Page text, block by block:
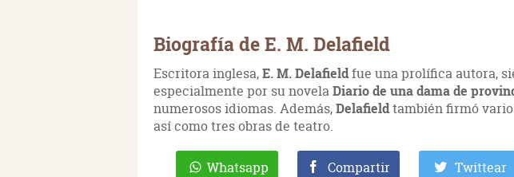
Biografía de E. M. Delafield
Escritora inglesa,E. M. Delafieldfue una prolífica autora,
especialmente por su novelaDiario de una dama de
numerosos idiomas. Además,Delafieldtambién firmó
así como tres obras de teatro.
Whatsapp Compartir Twittear